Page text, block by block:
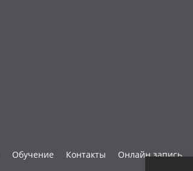
Обучение Контакты Онлайн запись